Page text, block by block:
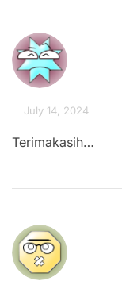
July 14, 2024
Terimakasih…